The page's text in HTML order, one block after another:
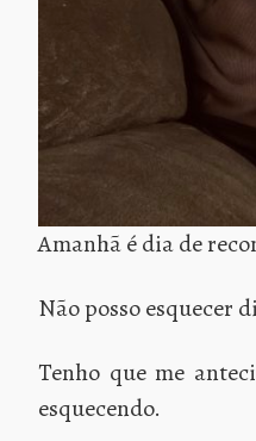
Amanhã é dia de
Não posso esquecer
Tenho que me
esquecendo.